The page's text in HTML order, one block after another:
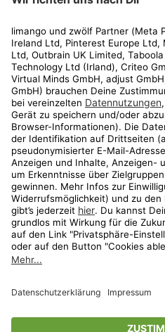
Kundenservice
Shop
Aktionen
Travel